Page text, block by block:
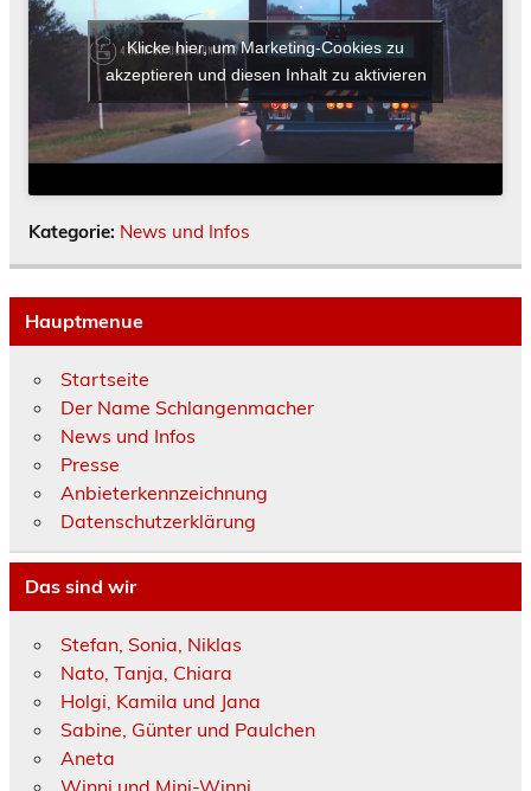
Klicke hier, um Marketing-Cookies zu
akzeptieren und diesen Inhalt zu aktivieren
Kategorie: News und Infos
Hauptmenue
Startseite
Der Name Schlangenmacher
News und Infos
Presse
Anbieterkennzeichnung
Datenschutzerklärung
Das sind wir
Stefan, Sonia, Niklas
Nato, Tanja, Chiara
Holgi, Kamila und Jana
Sabine, Günter und Paulchen
Aneta
Winni und Mini-Winni